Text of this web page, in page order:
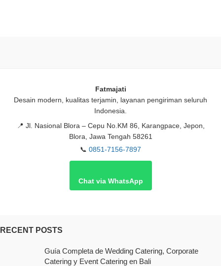
Fatmajati
Desain modern, kualitas terjamin, layanan pengiriman seluruh
Indonesia.
📍 Jl. Nasional Blora – Cepu No.KM 86, Karangpace, Jepon,
Blora, Jawa Tengah 58261
📞 0851-7156-7897
Chat via WhatsApp
RECENT POSTS
Guía Completa de Wedding Catering, Corporate
Catering y Event Catering en Bali